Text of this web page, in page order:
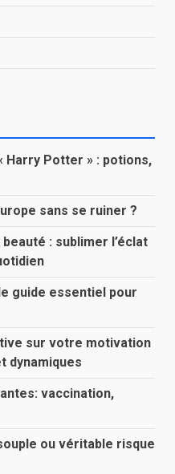
Harry Potter » : potions,
sans se ruiner ?
: sublimer l’éclat
guide essentiel pour
sur votre motivation
dynamiques
vaccination,
ou véritable risque